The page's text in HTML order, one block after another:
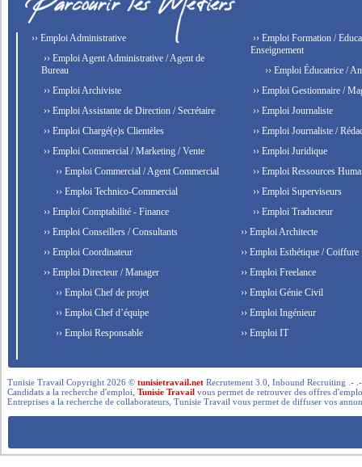
›› Emploi Administrative
›› Emploi Agent Administrative / Agent de
Bureau
›› Emploi Archiviste
›› Emploi Assistante de Direction / Secrétaire
›› Emploi Chargé(e)s Clientèles
›› Emploi Commercial / Marketing / Vente
›› Emploi Commercial / Agent Commercial
›› Emploi Technico-Commercial
›› Emploi Comptabilité - Finance
›› Emploi Conseillers / Consultants
›› Emploi Coordinateur
›› Emploi Directeur / Manager
›› Emploi Chef de projet
›› Emploi Chef d’équipe
›› Emploi Responsable
›› Emploi Formation /
Enseignement
›› Emploi Éducatrice /
›› Emploi Gestionnaire /
›› Emploi Journaliste
›› Emploi Journaliste /
›› Emploi Juridique
›› Emploi Ressources
›› Emploi Superviseurs
›› Emploi Traducteur
›› Emploi Architecte
›› Emploi Esthétique / Coiffure
›› Emploi Freelance
›› Emploi Génie Civil
›› Emploi Ingénieur
›› Emploi IT
Tunisie Travail Copyright 2026 ©tunisietravail.net Recrutement 3.0, Inbound Recruiting .-
Candidats a la recherche d'emploi,Tunisie Travail vous permet de retrouver des offres
Entreprises a la recherche de collaborateurs, Tunisie Travail vous permet de diffuser vos